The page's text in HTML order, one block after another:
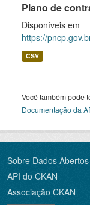
Plano de
Disponíveis em
https://
CSV
Você também pode
Documentação da
Sobre Dados
API do CKAN
Associação CKAN